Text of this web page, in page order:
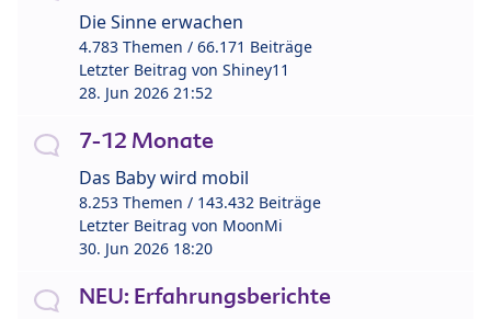
Die Sinne erwachen
4.783 Themen / 66.171 Beiträge
Letzter Beitrag von Shiney11
28. Jun 2026 21:52
7-12 Monate
Das Baby wird mobil
8.253 Themen / 143.432 Beiträge
Letzter Beitrag von MoonMi
30. Jun 2026 18:20
NEU: Erfahrungsberichte